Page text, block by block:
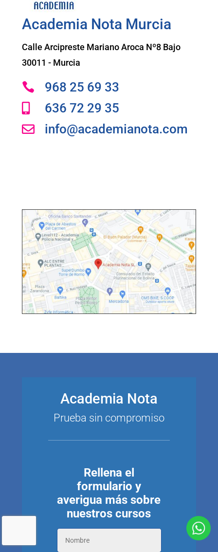
Academia Nota Murcia
Calle Arcipreste Mariano Aroca Nº8 Bajo
30011 - Murcia
 968 25 69 33
 636 72 29 35
 info@academianota.com
Academia Nota
Prueba sin compromiso
Rellena el
formulario y
averigua más sobre
nuestros cursos